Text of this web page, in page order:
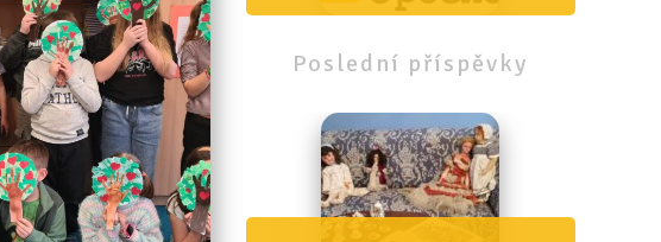
Poslední příspěvky